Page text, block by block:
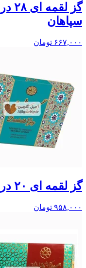
گز
سپاهان
۶۶۷,۰۰۰ تومان
گز لقمه ای ۲۰ درصد پسته دردشتی
۹۵۸,۰۰۰ تومان